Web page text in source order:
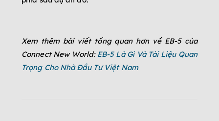
Xem thêm bài viết tổng quan hơn về EB-5 của
Connect New World: EB-5 Là Gì Và Tài Liệu Quan
Trọng Cho Nhà Đầu Tư Việt Nam